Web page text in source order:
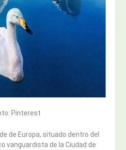
Pinterest
de Europa, situado dentro del
vanguardista de la Ciudad de